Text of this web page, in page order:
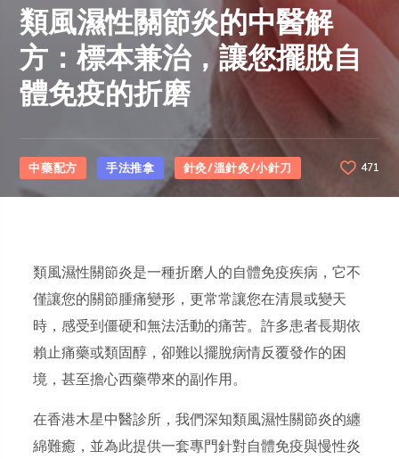
類風濕性關節炎的中醫解
方：標本兼治，讓您擺脫自
體免疫的折磨
中藥配方 手法推拿 針灸/溫針灸/小針刀 471
類風濕性關節炎是一種折磨人的自體免疫疾病，它不
僅讓您的關節腫痛變形，更常常讓您在清晨或變天
時，感受到僵硬和無法活動的痛苦。許多患者長期依
賴止痛藥或類固醇，卻難以擺脫病情反覆發作的困
境，甚至擔心西藥帶來的副作用。
在香港木星中醫診所，我們深知類風濕性關節炎的纏
綿難癒，並為此提供一套專門針對自體免疫與慢性炎